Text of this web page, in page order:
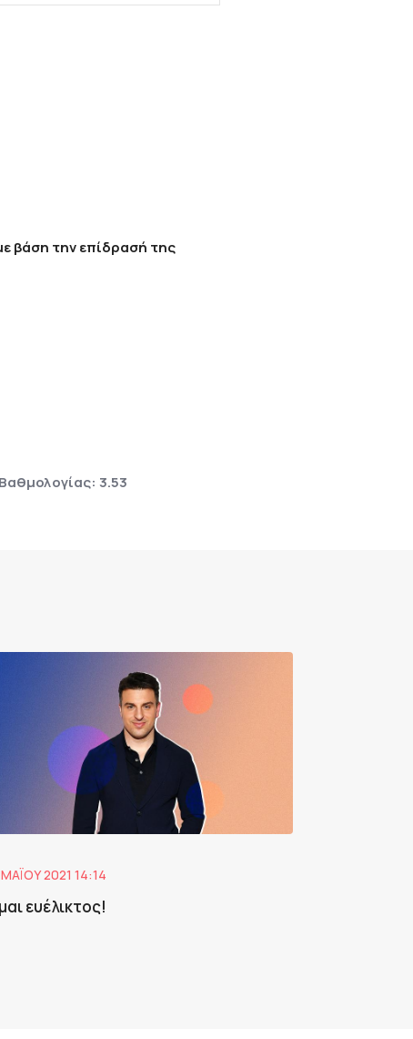
βάση την επίδρασή της
3.53
2021 14:14
ευέλικτος!